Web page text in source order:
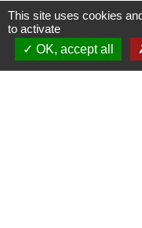
This site uses cookies
to activate
OK, accept all